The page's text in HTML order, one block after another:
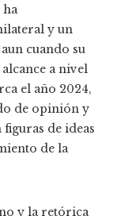
y un
cuando su
a nivel
el año 2024,
de opinión y
de ideas
de la
y la retórica